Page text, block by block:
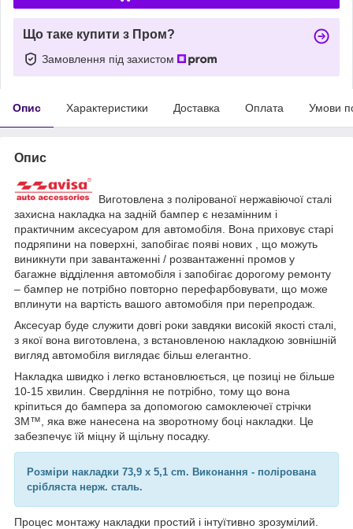
Що таке купити з Пром?
Замовлення під захистом
Опис Характеристики Доставка Оплата Умови
Опис
Виготовлена з полірованої нержавіючої сталі
захисна накладка на задній бампер є незамінним і
практичним аксесуаром для автомобіля. Вона приховує старі
подряпини на поверхні, запобігає появі нових , що можуть
виникнути при завантаженні / розвантаженні промов у
багажне відділення автомобіля і запобігає дорогому ремонту
– бампер не потрібно повторно перефарбовувати, що може
вплинути на вартість вашого автомобіля при перепродаж.
Аксесуар буде служити довгі роки завдяки високій якості сталі,
з якої вона виготовлена, з встановленою накладкою зовнішній
вигляд автомобіля виглядає більш елегантно.
Накладка швидко і легко встановлюється, це позиці не більше
10-15 хвилин. Свердління не потрібно, тому що вона
кріпиться до бампера за допомогою самоклеючеї стрічки
3M™, яка вже нанесена на зворотному боці накладки. Це
забезпечує їй міцну й щільну посадку.
Розміри накладки 73,9 x 5,1 cm. Виконання - полірована
срібляста нерж. сталь.
Процес монтажу накладки простий і інтуїтивно зрозумілий.